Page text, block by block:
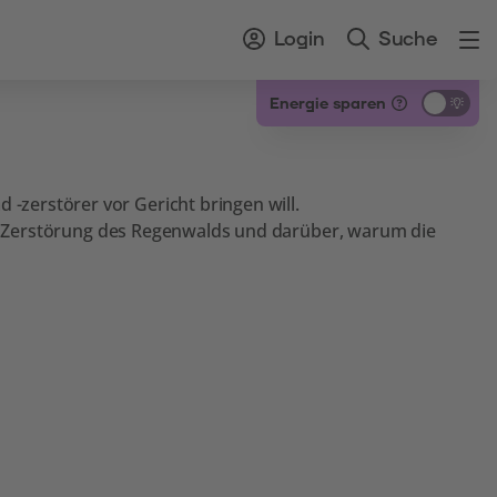
Login Suche
Energie sparen
-zerstörer vor Gericht bringen will.
des Regenwalds und darüber, warum die